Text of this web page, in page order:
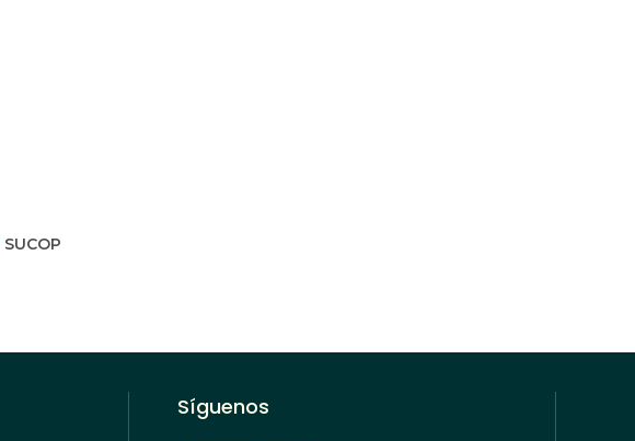
SUCOP
Síguenos